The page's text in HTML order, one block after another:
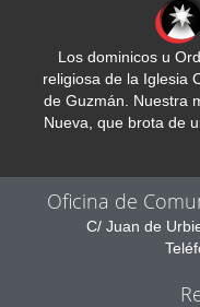
Los dominicos u
religiosa de la Iglesia
de Guzmán. Nuestra
Nueva, que brota de
Oficina de
C/ Juan de